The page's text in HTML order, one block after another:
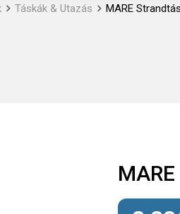
Táskák & Utazás MARE